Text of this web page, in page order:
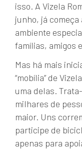
isso. A Vizela
junho, já
ambiente
famílias, amigos
Mas há mais
“mobília” de
uma delas.
milhares de
maior. Uns
participe de
apenas para